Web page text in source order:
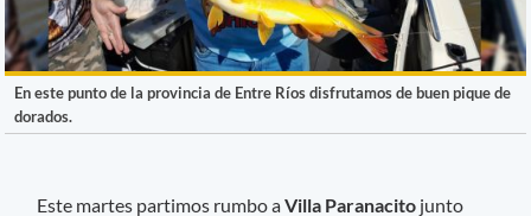
En este punto de la provincia de Entre Ríos disfrutamos de buen pique de
dorados.
Este martes partimos rumbo aVilla Paranacito junto